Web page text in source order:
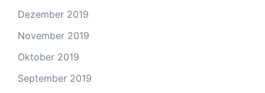
Dezember 2019
November 2019
Oktober 2019
September 2019